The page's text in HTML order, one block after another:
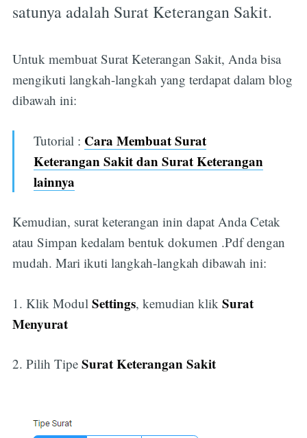
satunya adalah Surat Keterangan Sakit.
Untuk membuat Surat Keterangan Sakit, Anda bisa
mengikuti langkah-langkah yang terdapat dalam blog
dibawah ini:
Tutorial : Cara Membuat Surat
Keterangan Sakit dan Surat Keterangan
lainnya
Kemudian, surat keterangan inin dapat Anda Cetak
atau Simpan kedalam bentuk dokumen .Pdf dengan
mudah. Mari ikuti langkah-langkah dibawah ini:
1. Klik Modul Settings, kemudian klik Surat
Menyurat
2. Pilih Tipe Surat Keterangan Sakit